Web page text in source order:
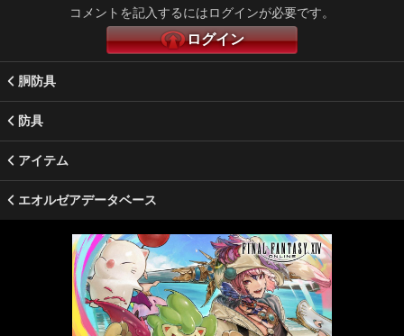
コメントを記入するにはログインが必要です。
ログイン
胴防具
防具
アイテム
エオルゼアデータベース